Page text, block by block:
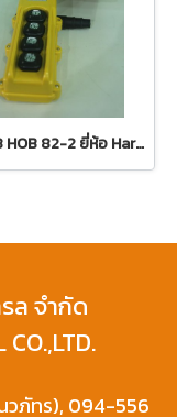
Switch*8 HOB 82-2 ยี่ห้อ Hardwork
ล จำกัด
ภัทร), 094-556